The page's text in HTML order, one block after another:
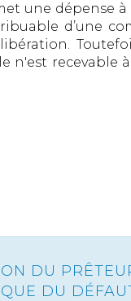
une dépense à
d’une
n'est recevable à
DU
DU